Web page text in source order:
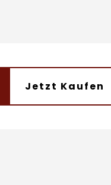
Jetzt Kaufen